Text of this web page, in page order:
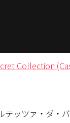
Collection
テッツァ・ダ・